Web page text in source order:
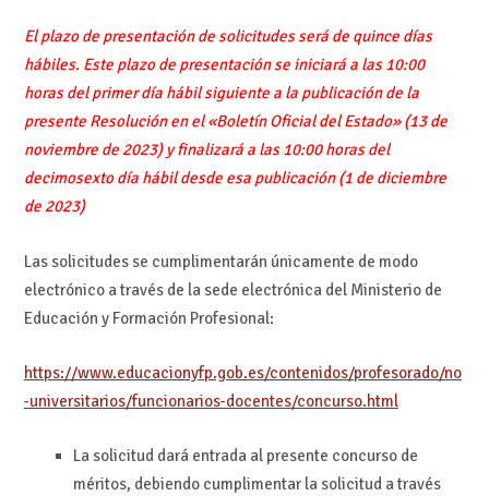
El plazo de presentación de solicitudes será de quince días
hábiles. Este plazo de presentación se iniciará a las 10:00
horas del primer día hábil siguiente a la publicación de la
presente Resolución en el «Boletín Oficial del Estado» (13 de
noviembre de 2023) y finalizará a las 10:00 horas del
decimosexto día hábil desde esa publicación (1 de diciembre
de 2023)
Las solicitudes se cumplimentarán únicamente de modo
electrónico a través de la sede electrónica del Ministerio de
Educación y Formación Profesional:
https://www.educacionyfp.gob.es/contenidos/profesorado/no
-universitarios/funcionarios-docentes/concurso.html
La solicitud dará entrada al presente concurso de
méritos, debiendo cumplimentar la solicitud a través